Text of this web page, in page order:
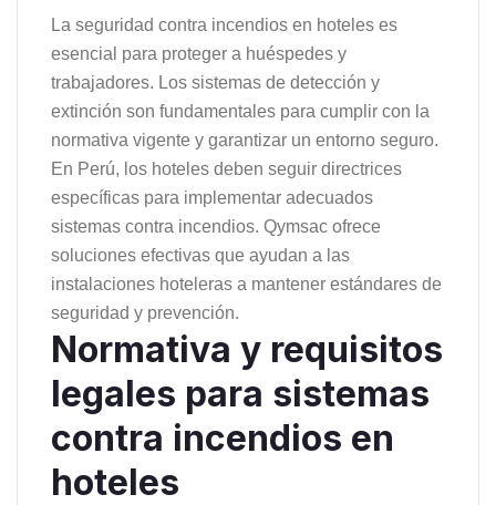
La seguridad contra incendios en hoteles es
esencial para proteger a huéspedes y
trabajadores. Los sistemas de detección y
extinción son fundamentales para cumplir con la
normativa vigente y garantizar un entorno seguro.
En Perú, los hoteles deben seguir directrices
específicas para implementar adecuados
sistemas contra incendios. Qymsac ofrece
soluciones efectivas que ayudan a las
instalaciones hoteleras a mantener estándares de
seguridad y prevención.
Normativa y requisitos
legales para sistemas
contra incendios en
hoteles